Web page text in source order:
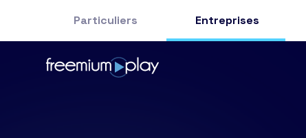
Particuliers Entreprises